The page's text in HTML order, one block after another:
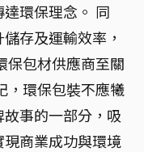
環保理念。 同
存及運輸效率，
保包材供應商至關
，環保包裝不應犧
事的一部分，吸
商業成功與環境